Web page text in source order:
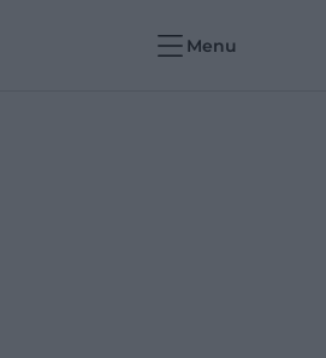
Menu